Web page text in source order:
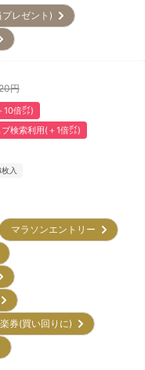
プレゼント)
円
10倍㌽)
ブ検索利用(＋1倍㌽)
枚入
マラソンエントリー
楽券(買い回りに)